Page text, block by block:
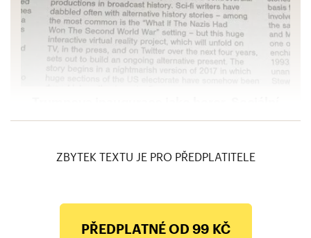
sítě se baví nad drtivou recenzí televizního
ZBYTEK TEXTU JE PRO PŘEDPLATITELE
PŘEDPLATNÉ OD 99 KČ